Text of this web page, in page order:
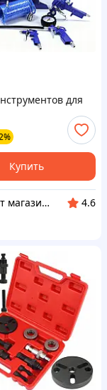
для
5од MAR-POL
Купить
Интернет магазин ➤ REDUX
4.6